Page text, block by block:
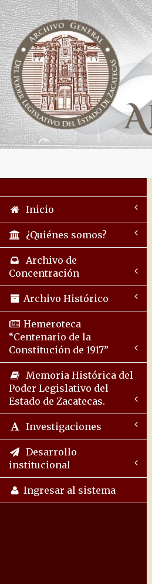
Inicio
¿Quiénes somos?
Archivo de
Concentración
Archivo Histórico
Hemeroteca
“Centenario de la
Constitución de 1917”
Memoria Histórica del
Poder Legislativo del
Estado de Zacatecas.
Investigaciones
Desarrollo
institucional
Ingresar al sistema